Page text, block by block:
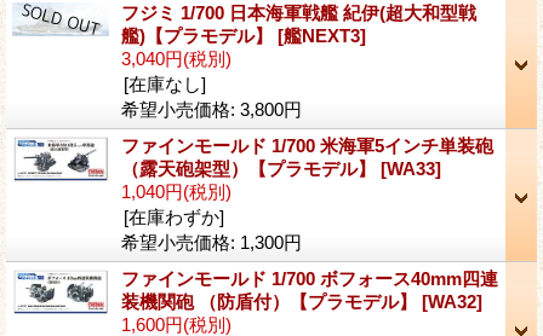
フジミ 1/700 日本海軍戦艦 紀伊(超大和型戦
艦)【プラモデル】 [艦NEXT3]
3,040円(税別)
[在庫なし]
希望小売価格: 3,800円
ファインモールド 1/700 米海軍5インチ単装砲
（露天砲架型）【プラモデル】 [WA33]
1,040円(税別)
[在庫わずか]
希望小売価格: 1,300円
ファインモールド 1/700 ボフォース40mm四連
装機関砲 （防盾付）【プラモデル】 [WA32]
1,600円(税別)